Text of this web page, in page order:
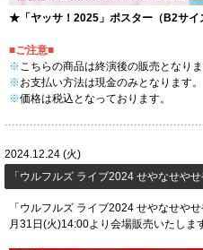
★「ヤッサ！2025」ポスター（B2サイ
■ご注意■
※ こちらの商品は終演後の販売となりま
※お支払い方法は現金のみとなります。
※価格は税込となっております。
2024.12.24 (火)
「ウルフルズ ライブ2024 せやなせや
「ウルフルズ ライブ2024 せやなせや
月31日(火)14:00より会場販売いたしま